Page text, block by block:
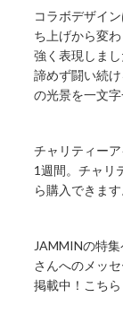
コラボデザイン
ち上げから変
強く表現しまし
諦めず闘い続
の光景を一文字
チャリティー
1週間。チャリ
ら購入できます
JAMMINの特集
さんへのメッ
掲載中！こち